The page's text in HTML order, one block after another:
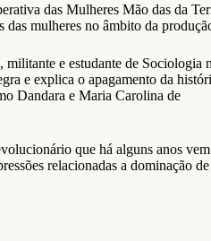
das Mulheres Mão das da
mulheres no âmbito da
e estudante de Sociologia
e explica o apagamento da
Dandara e Maria Carolina de
que há alguns anos vem
relacionadas a dominação de